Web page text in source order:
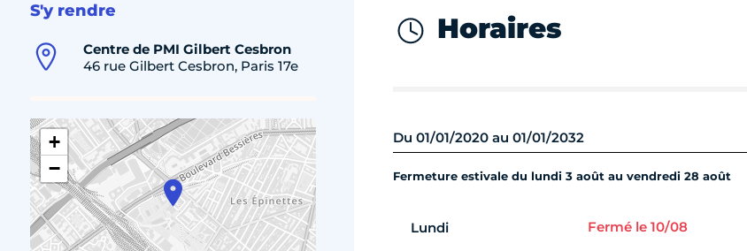
S'y rendre
Centre de PMI Gilbert Cesbron
46 rue Gilbert Cesbron, Paris 17e
+
−
Horaires
Du 01/01/2020 au 01/01/2032
Fermeture estivale du lundi 3 août au vendredi 28 août
Lundi Fermé le 10/08